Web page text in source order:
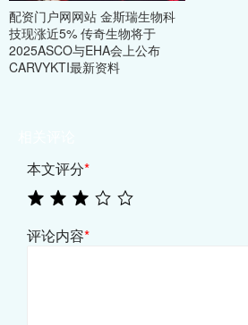
配资门户网网站 金斯瑞生物科
技现涨近5% 传奇生物将于
2025ASCO与EHA会上公布
CARVYKTI最新资料
本文评分*
评论内容*